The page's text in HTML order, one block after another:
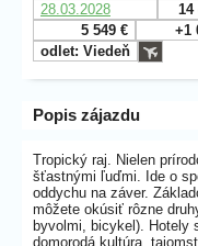
28.03.2028
14
5 549 €
+1
odlet: Viedeň
Popis zájazdu
Tropický raj. Nielen
šťastnými ľuďmi. Ide o
oddychu na záver.
môžete okúsiť rôzne
byvolmi, bicykel). Hotely
domorodá kultúra,